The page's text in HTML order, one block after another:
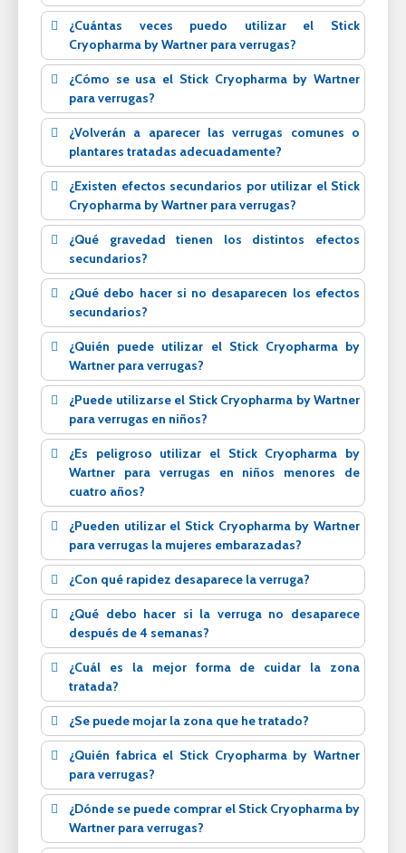
¿Cuántas veces puedo utilizar el Stick
Cryopharma by Wartner para verrugas?
¿Cómo se usa el Stick Cryopharma by Wartner
para verrugas?
¿Volverán a aparecer las verrugas comunes o
plantares tratadas adecuadamente?
¿Existen efectos secundarios por utilizar el Stick
Cryopharma by Wartner para verrugas?
¿Qué gravedad tienen los distintos efectos
secundarios?
¿Qué debo hacer si no desaparecen los efectos
secundarios?
¿Quién puede utilizar el Stick Cryopharma by
Wartner para verrugas?
¿Puede utilizarse el Stick Cryopharma by Wartner
para verrugas en niños?
¿Es peligroso utilizar el Stick Cryopharma by
Wartner para verrugas en niños menores de
cuatro años?
¿Pueden utilizar el Stick Cryopharma by Wartner
para verrugas la mujeres embarazadas?
¿Con qué rapidez desaparece la verruga?
¿Qué debo hacer si la verruga no desaparece
después de 4 semanas?
¿Cuál es la mejor forma de cuidar la zona
tratada?
¿Se puede mojar la zona que he tratado?
¿Quién fabrica el Stick Cryopharma by Wartner
para verrugas?
¿Dónde se puede comprar el Stick Cryopharma by
Wartner para verrugas?